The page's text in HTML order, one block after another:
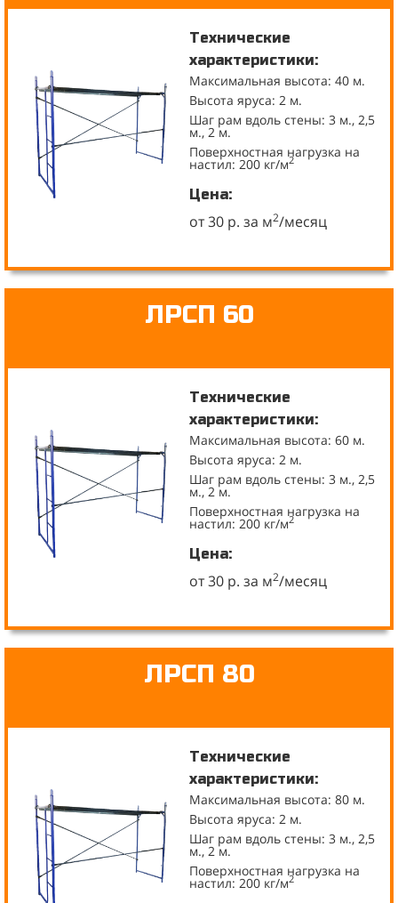
Технические
характеристики:
Максимальная высота: 40 м.
Высота яруса: 2 м.
Шаг рам вдоль стены: 3 м., 2,5
м., 2 м.
Поверхностная нагрузка на
настил: 200 кг/м2
Цена:
от 30 р. за м2/месяц
ЛРСП 60
Технические
характеристики:
Максимальная высота: 60 м.
Высота яруса: 2 м.
Шаг рам вдоль стены: 3 м., 2,5
м., 2 м.
Поверхностная нагрузка на
настил: 200 кг/м2
Цена:
от 30 р. за м2/месяц
ЛРСП 80
Технические
характеристики:
Максимальная высота: 80 м.
Высота яруса: 2 м.
Шаг рам вдоль стены: 3 м., 2,5
м., 2 м.
Поверхностная нагрузка на
настил: 200 кг/м2